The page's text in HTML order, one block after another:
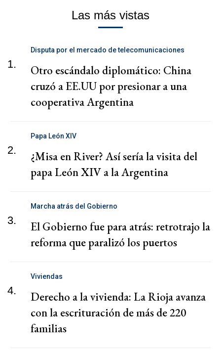
Las más vistas
1.
Disputa por el mercado de telecomunicaciones
Otro escándalo diplomático: China
cruzó a EE.UU por presionar a una
cooperativa Argentina
2.
Papa León XIV
¿Misa en River? Así sería la visita del
papa León XIV a la Argentina
3.
Marcha atrás del Gobierno
El Gobierno fue para atrás: retrotrajo la
reforma que paralizó los puertos
4.
Viviendas
Derecho a la vivienda: La Rioja avanza
con la escrituración de más de 220
familias